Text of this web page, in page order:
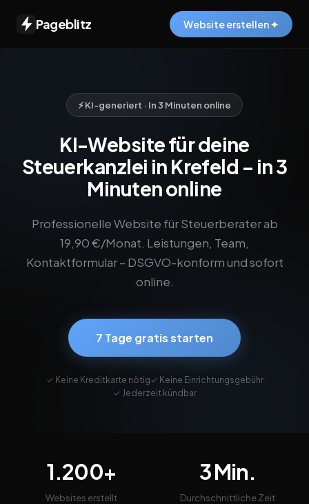
Pageblitz Website erstellen ✦
⚡ KI-generiert · In 3 Minuten online
KI-Website für deine
Steuerkanzlei in Krefeld – in 3
Minuten online
Professionelle Website für Steuerberater ab
19,90 €/Monat. Leistungen, Team,
Kontaktformular – DSGVO-konform und sofort
online.
7 Tage gratis starten
✓ Keine Kreditkarte nötig✓ Keine Einrichtungsgebühr
✓ Jederzeit kündbar
1.200+
Websites erstellt
3 Min.
Durchschnittliche Zeit